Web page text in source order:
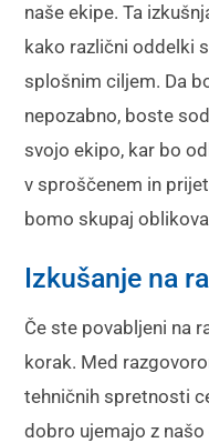
naše ekipe. Ta
kako različni oddelki
splošnim ciljem. Da
nepozabno, boste
svojo ekipo, kar bo
v sproščenem in
bomo skupaj
Izkušanje na
Če ste povabljeni na
korak. Med
tehničnih spretnosti
dobro ujemajo z